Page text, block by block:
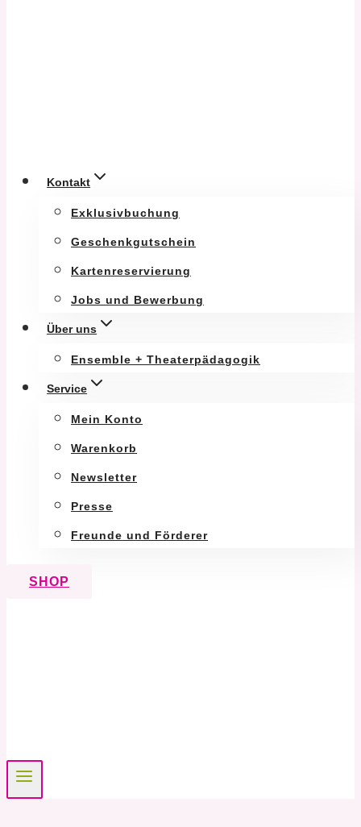
Kontakt
Exklusivbuchung
Geschenkgutschein
Kartenreservierung
Jobs und Bewerbung
Über uns
Ensemble + Theaterpädagogik
Service
Mein Konto
Warenkorb
Newsletter
Presse
Freunde und Förderer
SHOP